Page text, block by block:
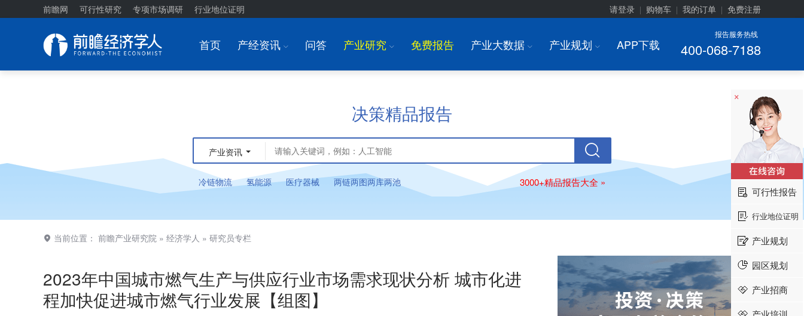
前瞻网 可行性研究 专项市场调研 行业地位证明 请登录 购物车 我的订单 免费注册
报告服务热线
400-068-7188
首页 产经资讯 I 问答 产业研究 I 免费报告 产业大数据 I 产业规划 I APP下载
决策精品报告
产业资讯
冷链物流 氢能源 医疗器械 两链两图两库两池 3000+精品报告大全 »
当前位置： 前瞻产业研究院 » 经济学人 » 研究员专栏
2023年中国城市燃气生产与供应行业市场需求现状分析 城市化进
程加快促进城市燃气行业发展【组图】
×
可行性报告
行业地位证明
产业规划
园区规划
产业招商